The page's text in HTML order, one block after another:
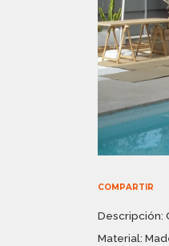
COMPARTIR
Descripción:
Material: